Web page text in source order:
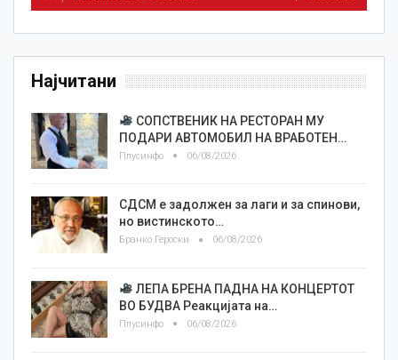
Најчитани
СОПСТВЕНИК НА РЕСТОРАН МУ
ПОДАРИ АВТОМОБИЛ НА ВРАБОТЕН…
Плусинфо 06/08/2026
СДСМ е задолжен за лаги и за спинови,
но вистинското…
Бранко Героски 06/08/2026
ЛЕПА БРЕНА ПАДНА НА КОНЦЕРТОТ
ВО БУДВА Реакцијата на…
Плусинфо 06/08/2026